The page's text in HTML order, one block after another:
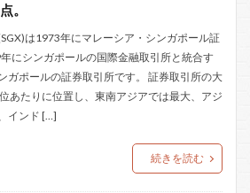
。
は1973年にマレーシア・シンガポール証
にシンガポールの国際金融取引所と統合す
ガポールの証券取引所です。 証券取引所の大
あたりに位置し、東南アジアでは最大、アジ
インド […]
続きを読む